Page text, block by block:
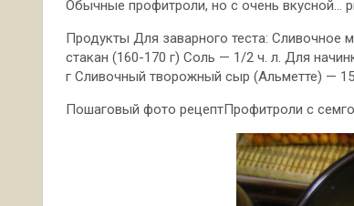
Обычные профитроли, но с очень вкусной…
Продукты Для заварного теста:
стакан (160-170 г) Соль — 1/2 ч. л. Для
г Сливочный творожный сыр (Альметте) —
Пошаговый фото рецептПрофитроли с